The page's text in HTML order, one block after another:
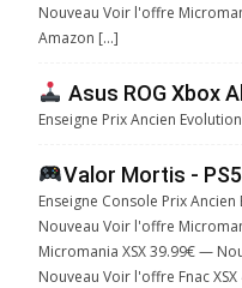
Nouveau Voir l'offre
Amazon […]
Asus ROG Xbox
Enseigne Prix Ancien
Valor Mortis -
Enseigne Console Prix
Nouveau Voir l'offre
Micromania XSX 39.99€ —
Nouveau Voir l'offre Fnac